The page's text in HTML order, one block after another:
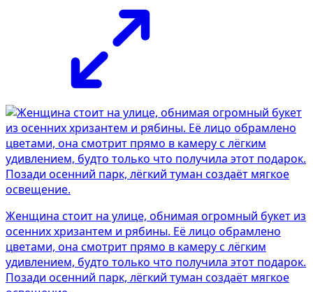
Женщина стоит на улице, обнимая огромный букет из
осенних хризантем и рябины. Её лицо обрамлено
цветами, она смотрит прямо в камеру с лёгким
удивлением, будто только что получила этот подарок.
Позади осенний парк, лёгкий туман создаёт мягкое